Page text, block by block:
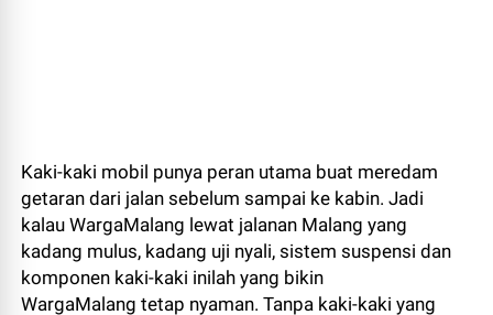
Kaki-kaki mobil punya peran utama buat meredam
getaran dari jalan sebelum sampai ke kabin. Jadi
kalau WargaMalang lewat jalanan Malang yang
kadang mulus, kadang uji nyali, sistem suspensi dan
komponen kaki-kaki inilah yang bikin
WargaMalang tetap nyaman. Tanpa kaki-kaki yang